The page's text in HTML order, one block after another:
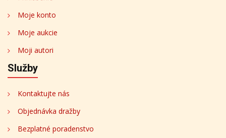
Moje konto
Moje aukcie
Moji autori
Služby
Kontaktujte nás
Objednávka dražby
Bezplatné poradenstvo